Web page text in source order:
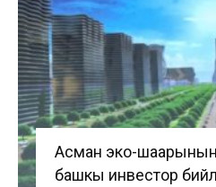
Асман эко-
башкы инвестор